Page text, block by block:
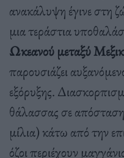
ανακάλυψη έγινε
μια τεράστια
Ωκεανού μεταξύ
παρουσιάζει
εξόρυξης.
θάλασσας σε
μίλια) κάτω από την
όζοι περιέχουν